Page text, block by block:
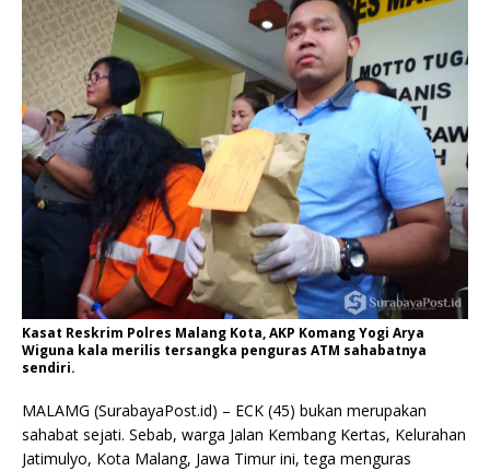
Kasat Reskrim Polres Malang Kota, AKP Komang Yogi Arya
Wiguna kala merilis tersangka penguras ATM sahabatnya
sendiri.
MALAMG (SurabayaPost.id) – ECK (45) bukan merupakan
sahabat sejati. Sebab, warga Jalan Kembang Kertas, Kelurahan
Jatimulyo, Kota Malang, Jawa Timur ini, tega menguras